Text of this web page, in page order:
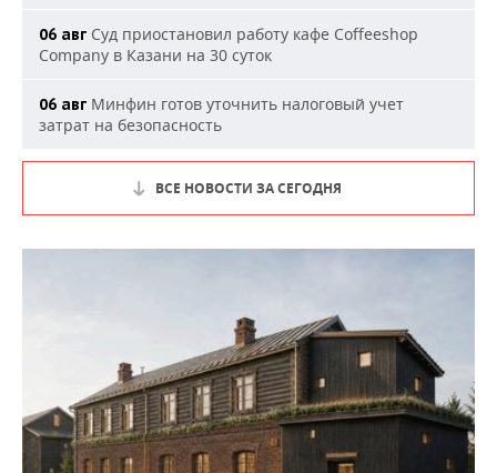
06 авг Суд приостановил работу кафе Coffeeshop
Company в Казани на 30 суток
06 авг Минфин готов уточнить налоговый учет
затрат на безопасность
ВСЕ НОВОСТИ ЗА СЕГОДНЯ